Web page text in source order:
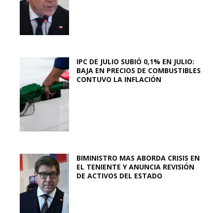
IPC DE JULIO SUBIÓ 0,1% EN JULIO:
BAJA EN PRECIOS DE COMBUSTIBLES
CONTUVO LA INFLACIÓN
BIMINISTRO MAS ABORDA CRISIS EN
EL TENIENTE Y ANUNCIA REVISIÓN
DE ACTIVOS DEL ESTADO